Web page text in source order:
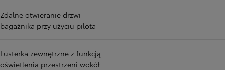
Zdalne otwieranie drzwi
bagażnika przy użyciu pilota
Lusterka zewnętrzne z funkcją
oświetlenia przestrzeni wokół